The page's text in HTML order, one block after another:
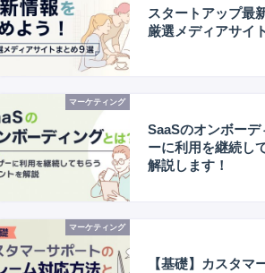
スタートアップ最
厳選メディアサイ
マーケティング
SaaSのオンボー
ーに利用を継続し
解説します！
マーケティング
【基礎】カスタマ